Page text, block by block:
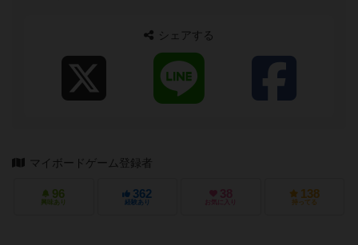
シェアする
マイボードゲーム登録者
96
興味あり
362
経験あり
38
お気に入り
138
持ってる